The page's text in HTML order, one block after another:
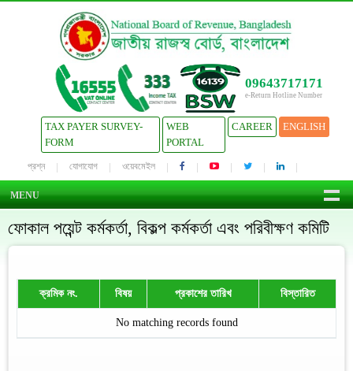
09643717171
e-Return Hotline Number
TAX PAYER SURVEY-
FORM
WEB
PORTAL
CAREER ENGLISH
প্রশ্ন যোগাযোগ ওয়েবমেইল
MENU
ফোকাল পয়েন্ট কর্মকর্তা, বিকল্প কর্মকর্তা এবং পরিবীক্ষণ কমিটি
ক্রমিক নং. বিষয় প্রকাশের তারিখ বিস্তারিত
No matching records found